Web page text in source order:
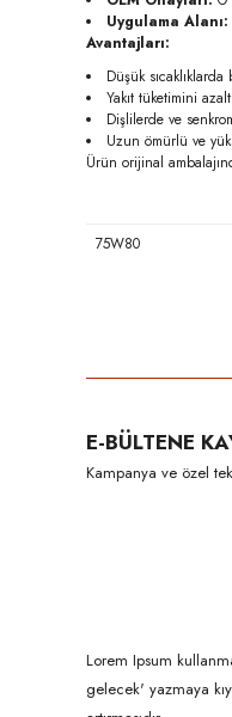
Uygulama Alanı:
Avantajları:
Düşük
Yakıt tüketimini
Dişlilerde ve
Uzun ömürlü ve
Ürün orijinal
75W80
Ürün
Ürün bilgilerinde
E-BÜLTENE
Kampanya ve özel
Lorem Ipsum
gelecek' yazmaya